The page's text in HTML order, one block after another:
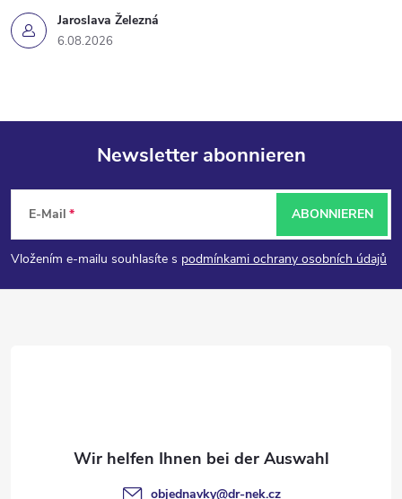
Jaroslava Železná
6.08.2026
F
u
ß
Newsletter abonnieren
E-Mail
Vložením e-mailu souhlasíte s podmínkami ochrany osobních údajů
ABONNIEREN
objednavky@dr-nek.cz